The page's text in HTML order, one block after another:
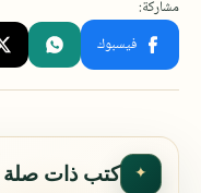
✦ كتب ذات صلة